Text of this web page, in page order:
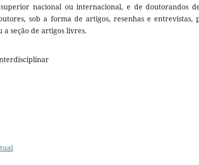
nacional ou internacional, e de doutorandos
sob a forma de artigos, resenhas e entrevistas,
a seção de artigos livres.